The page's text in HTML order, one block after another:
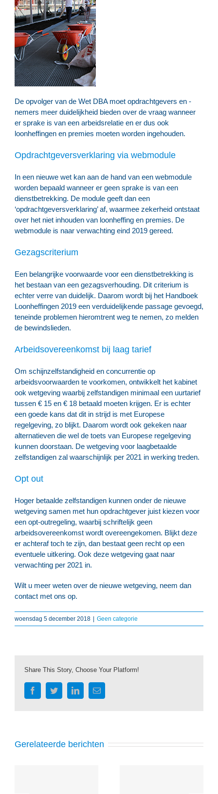
De opvolger van de Wet DBA moet opdrachtgevers en -
nemers meer duidelijkheid bieden over de vraag wanneer
er sprake is van een arbeidsrelatie en er dus ook
loonheffingen en premies moeten worden ingehouden.
Opdrachtgeversverklaring via webmodule
In een nieuwe wet kan aan de hand van een webmodule
worden bepaald wanneer er geen sprake is van een
dienstbetrekking. De module geeft dan een
‘opdrachtgeversverklaring’ af, waarmee zekerheid ontstaat
over het niet inhouden van loonheffing en premies. De
webmodule is naar verwachting eind 2019 gereed.
Gezagscriterium
Een belangrijke voorwaarde voor een dienstbetrekking is
het bestaan van een gezagsverhouding. Dit criterium is
echter verre van duidelijk. Daarom wordt bij het Handboek
Loonheffingen 2019 een verduidelijkende passage gevoegd,
teneinde problemen hieromtrent weg te nemen, zo melden
de bewindslieden.
Arbeidsovereenkomst bij laag tarief
Om schijnzelfstandigheid en concurrentie op
arbeidsvoorwaarden te voorkomen, ontwikkelt het kabinet
ook wetgeving waarbij zelfstandigen minimaal een uurtarief
tussen € 15 en € 18 betaald moeten krijgen. Er is echter
een goede kans dat dit in strijd is met Europese
regelgeving, zo blijkt. Daarom wordt ook gekeken naar
alternatieven die wel de toets van Europese regelgeving
kunnen doorstaan. De wetgeving voor laagbetaalde
zelfstandigen zal waarschijnlijk per 2021 in werking treden.
Opt out
Hoger betaalde zelfstandigen kunnen onder de nieuwe
wetgeving samen met hun opdrachtgever juist kiezen voor
een opt-outregeling, waarbij schriftelijk geen
arbeidsovereenkomst wordt overeengekomen. Blijkt deze
er achteraf toch te zijn, dan bestaat geen recht op een
eventuele uitkering. Ook deze wetgeving gaat naar
verwachting per 2021 in.
Wilt u meer weten over de nieuwe wetgeving, neem dan
contact met ons op.
woensdag 5 december 2018 | Geen categorie
Share This Story, Choose Your Platform!
FacebookTwitterLinkedIn
E-
mail
Gerelateerde berichten